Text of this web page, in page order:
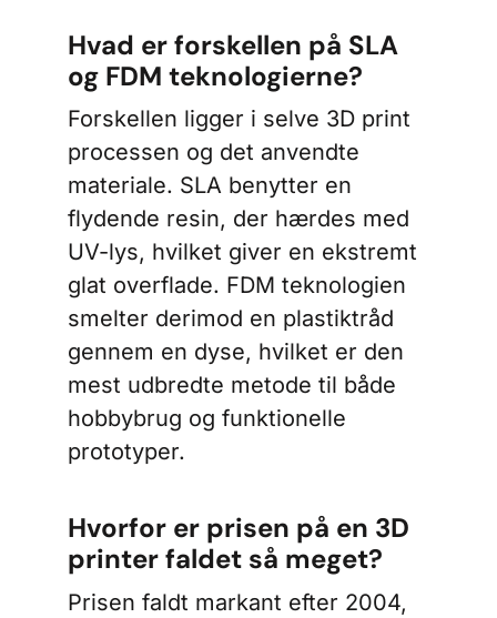
Hvad er forskellen på SLA
og FDM teknologierne?
Forskellen ligger i selve 3D print
processen og det anvendte
materiale. SLA benytter en
flydende resin, der hærdes med
UV-lys, hvilket giver en ekstremt
glat overflade. FDM teknologien
smelter derimod en plastiktråd
gennem en dyse, hvilket er den
mest udbredte metode til både
hobbybrug og funktionelle
prototyper.
Hvorfor er prisen på en 3D
printer faldet så meget?
Prisen faldt markant efter 2004,